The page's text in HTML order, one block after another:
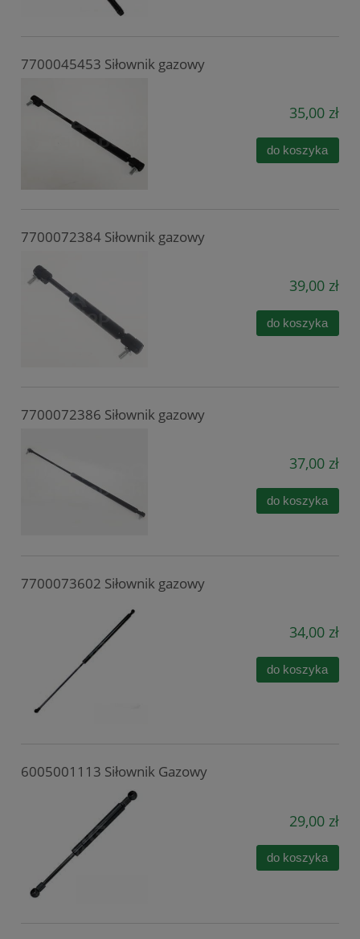
7700045453 Siłownik gazowy
35,00 zł
do koszyka
7700072384 Siłownik gazowy
39,00 zł
do koszyka
7700072386 Siłownik gazowy
37,00 zł
do koszyka
7700073602 Siłownik gazowy
34,00 zł
do koszyka
6005001113 Siłownik Gazowy
29,00 zł
do koszyka